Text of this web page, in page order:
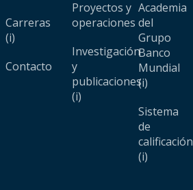
Carreras
(i)
Contacto
Proyectos y
operaciones
Investigación
y
publicaciones
(i)
Academia
del
Grupo
Banco
Mundial
(i)
Sistema
de
calificación
(i)